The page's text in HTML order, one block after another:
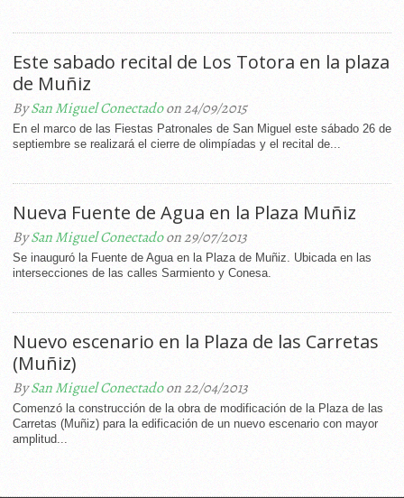
Este sabado recital de Los Totora en la plaza
de Muñiz
BySan Miguel Conectadoon 24/09/2015
En el marco de las Fiestas Patronales de San Miguel este sábado 26 de
septiembre se realizará el cierre de olimpíadas y el recital de...
Nueva Fuente de Agua en la Plaza Muñiz
BySan Miguel Conectadoon 29/07/2013
Se inauguró la Fuente de Agua en la Plaza de Muñiz. Ubicada en las
intersecciones de las calles Sarmiento y Conesa.
Nuevo escenario en la Plaza de las Carretas
(Muñiz)
BySan Miguel Conectadoon 22/04/2013
Comenzó la construcción de la obra de modificación de la Plaza de las
Carretas (Muñiz) para la edificación de un nuevo escenario con mayor
amplitud...